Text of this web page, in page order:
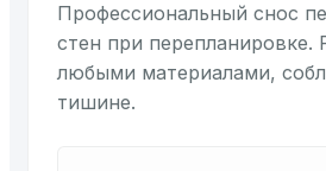
Профессиональный снос
стен при перепланировке.
любыми материалами,
тишине.